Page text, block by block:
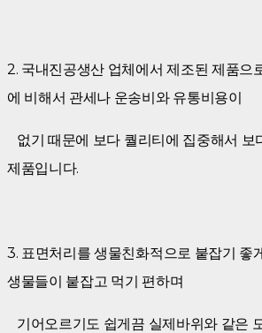
2. 국내진공생산 업체에서 제조된 제품으
에 비해서 관세나 운송비와 유통비용이
없기 때문에 보다 퀄리티에 집중해서 보
제품입니다.
3. 표면처리를 생물친화적으로 붙잡기 좋
생물들이 붙잡고 먹기 편하며
기어오르기도 쉽게끔 실제바위와 같은